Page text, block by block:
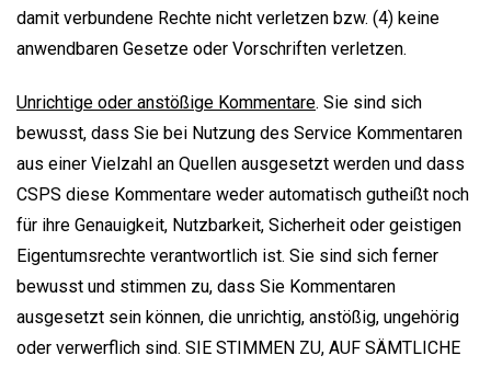
damit verbundene Rechte nicht verletzen bzw. (4) keine
anwendbaren Gesetze oder Vorschriften verletzen.
Unrichtige oder anstößige Kommentare. Sie sind sich
bewusst, dass Sie bei Nutzung des Service Kommentaren
aus einer Vielzahl an Quellen ausgesetzt werden und dass
CSPS diese Kommentare weder automatisch gutheißt noch
für ihre Genauigkeit, Nutzbarkeit, Sicherheit oder geistigen
Eigentumsrechte verantwortlich ist. Sie sind sich ferner
bewusst und stimmen zu, dass Sie Kommentaren
ausgesetzt sein können, die unrichtig, anstößig, ungehörig
oder verwerflich sind. SIE STIMMEN ZU, AUF SÄMTLICHE